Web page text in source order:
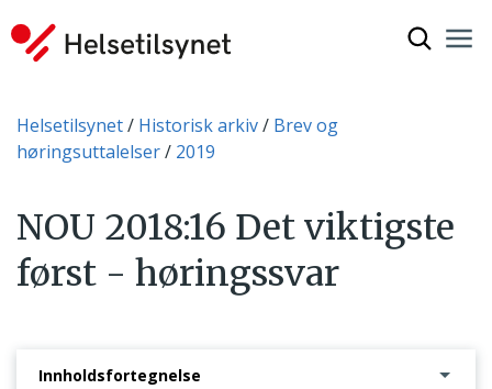
Du er her:
Helsetilsynet Historisk arkiv
Brev og
høringsuttalelser
2019
NOU 2018:16 Det viktigste
først - høringssvar
Innholdsfortegnelse